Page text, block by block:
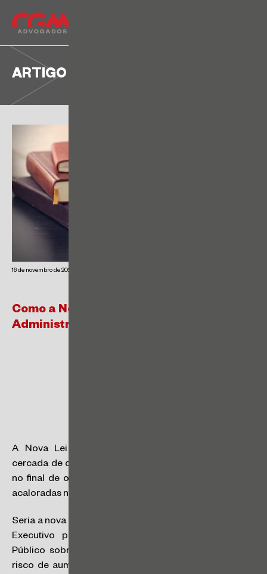
ARTIGO
16 de novembro de 2021
Como a Nova Lei de Improbidade
Administrativa afeta o setor privado?
A Nova Lei de Improbidade Administrativa nasceu
cercada de diversas polêmicas. Desde sua publicação,
no final de outubro, vem sendo o foco de discussões
acaloradas na mídia e na opinião pública.
Seria a nova lei uma iniciativa dos Poderes Legislativo e
Executivo para “frear” investigações do Ministério
Público sobre o mau uso de dinheiro público? Há o
risco de aumentar a impunidade? Ou a nova lei surge